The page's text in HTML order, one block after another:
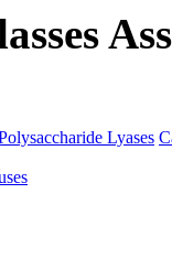
Lyases